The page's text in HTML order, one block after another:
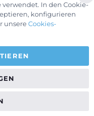
In den Cookie-
konfigurieren
unsereCookies-